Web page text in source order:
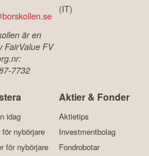
är en
FairValue FV
7732
(IT)
idag
nybörjare
för nybörjare
Aktier & Fonder
Aktietips
Investmentbolag
Fondrobotar